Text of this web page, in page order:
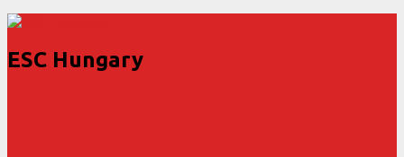
ESC Hungary